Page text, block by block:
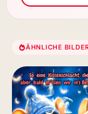
ÄHNLICHE